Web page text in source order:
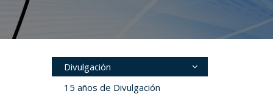
Divulgación
15 años de Divulgación